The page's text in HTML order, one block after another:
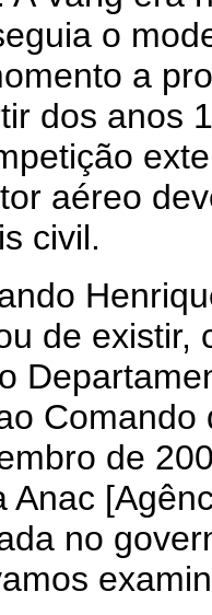
o
a
dos anos
aéreo
civil.
de existir,
de
Anac
no